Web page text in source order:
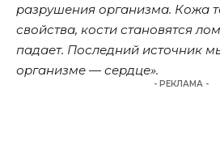
разрушения организма. Кожа
свойства, кости становятся
падает. Последний источник
организме — сердце».
- РЕКЛАМА -